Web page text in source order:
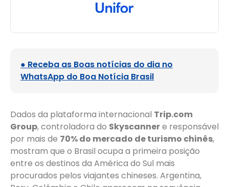
● Receba as Boas notícias do dia no
WhatsApp do Boa Notícia Brasil
Dados da plataforma internacional Trip.com
Group, controladora do Skyscannere responsável
por mais de 70% do mercado de turismo chinês,
mostram que o Brasil ocupa a primeira posição
entre os destinos da América do Sul mais
procurados pelos viajantes chineses. Argentina,